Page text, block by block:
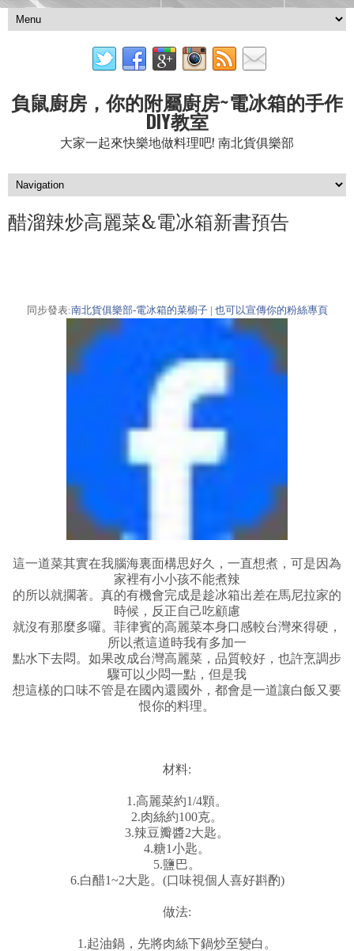
負鼠廚房，你的附屬廚房~電冰箱的手作
DIY教室
大家一起來快樂地做料理吧! 南北貨俱樂部
醋溜辣炒高麗菜&電冰箱新書預告
同步發表:南北貨俱樂部-電冰箱的菜櫥子 | 也可以宣傳你的粉絲專頁
這一道菜其實在我腦海裏面構思好久，一直想煮，可是因為
家裡有小小孩不能煮辣
的所以就擱著。真的有機會完成是趁冰箱出差在馬尼拉家的
時候，反正自己吃顧慮
就沒有那麼多囉。菲律賓的高麗菜本身口感較台灣來得硬，
所以煮這道時我有多加一
點水下去悶。如果改成台灣高麗菜，品質較好，也許烹調步
驟可以少悶一點，但是我
想這樣的口味不管是在國內還國外，都會是一道讓白飯又要
恨你的料理。
材料:
1.高麗菜約1/4顆。
2.肉絲約100克。
3.辣豆瓣醬2大匙。
4.糖1小匙。
5.鹽巴。
6.白醋1~2大匙。(口味視個人喜好斟酌)
做法:
1.起油鍋，先將肉絲下鍋炒至變白。